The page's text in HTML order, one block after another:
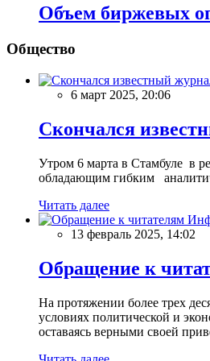
Объем биржевых
Общество
6 март 2025, 20:06
Скончался
Утром 6 марта в Стамбуле в
обладающим гибким
Читать далее
13 февраль 2025, 14:02
Обращение к
На протяжении более трех
условиях политической и
оставаясь верными своей